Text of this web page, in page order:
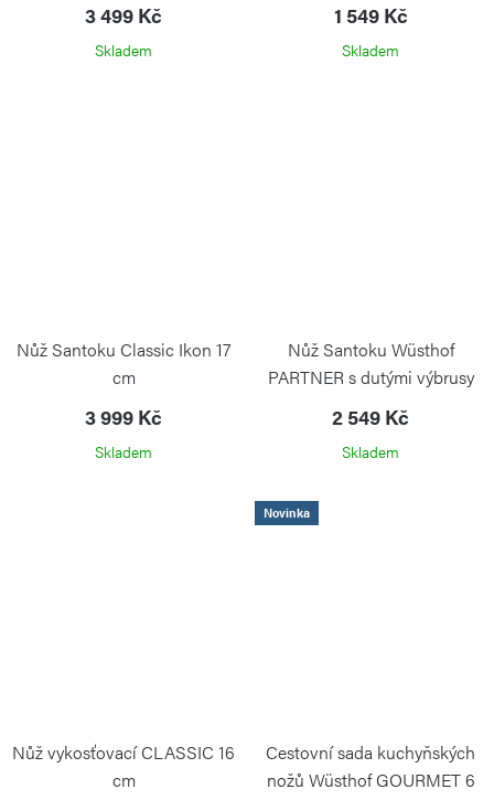
3 499 Kč
Skladem
1 549 Kč
Skladem
Nůž Santoku Classic Ikon 17
cm
3 999 Kč
Skladem
Nůž Santoku Wüsthof
PARTNER s dutými výbrusy
17cm GP
2 549 Kč
Skladem
Nůž vykosťovací CLASSIC 16
cm
Novinka
Cestovní sada kuchyňských
nožů Wüsthof GOURMET 6